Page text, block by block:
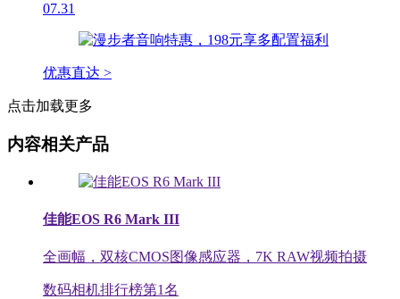
07.31
优惠直达 >
点击加载更多
内容相关产品
佳能EOS R6 Mark III
全画幅，双核CMOS图像感应器，7K RAW视频拍摄
数码相机排行榜第1名